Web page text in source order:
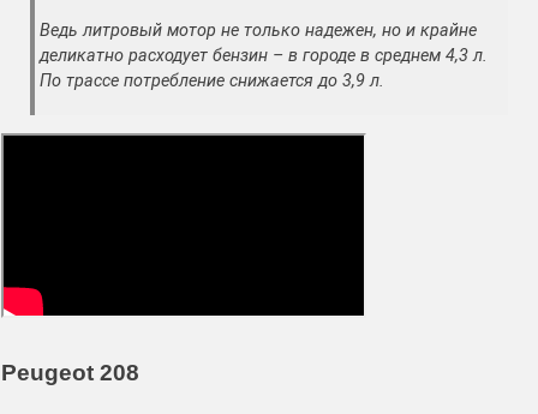
Ведь литровый мотор не только надежен, но и крайне
деликатно расходует бензин – в городе в среднем 4,3 л.
По трассе потребление снижается до 3,9 л.
Peugeot 208